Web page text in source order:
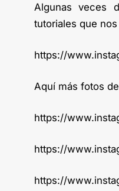
Algunas veces
tutoriales que
https://
Aquí más fotos
https://
https://
https://